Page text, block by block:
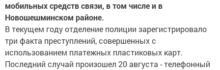
мобильных средств связи, в том числе и в
Новошешминском районе.
В текущем году отделение полиции зарегистрировало
три факта преступлений, совершенных с
использованием платежных пластиковых карт.
Последний случай произошел 20 августа - телефонный